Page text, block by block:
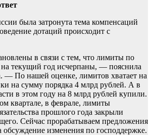
была затронута тема компенсаций
дотаций происходит с
в связи с тем, что лимиты по
текущий год исчерпаны, — пояснила
— По нашей оценке, лимитов хватает на
на сумму порядка 4 млрд рублей. А в
в этом году на 8 млрд рублей купили.
квартале, в феврале, лимиты
прошлого года закрыли
Сейчас прорабатываем предложения
обсуждение изменения по господдержке.